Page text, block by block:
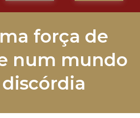
força de
num mundo